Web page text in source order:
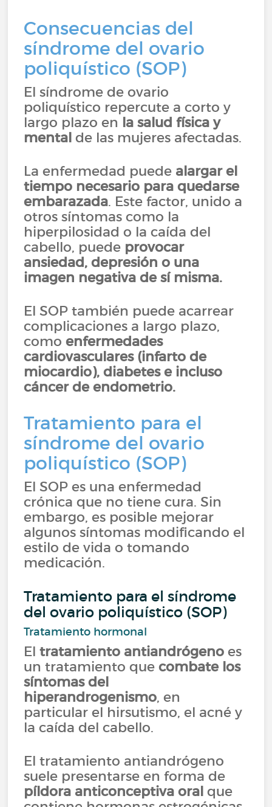
Consecuencias del
síndrome del ovario
poliquístico (SOP)
El síndrome de ovario
poliquístico repercute a corto y
largo plazo en la salud física y
mental de las mujeres afectadas.
La enfermedad puede alargar el
tiempo necesario para quedarse
embarazada. Este factor, unido a
otros síntomas como la
hiperpilosidad o la caída del
cabello, puede provocar
ansiedad, depresión o una
imagen negativa de sí misma.
El SOP también puede acarrear
complicaciones a largo plazo,
comoenfermedades
cardiovasculares (infarto de
miocardio), diabetes e incluso
cáncer de endometrio.
Tratamiento para el
síndrome del ovario
poliquístico (SOP)
El SOP es una enfermedad
crónica que no tiene cura. Sin
embargo, es posible mejorar
algunos síntomas modificando el
estilo de vida o tomando
medicación.
Tratamiento para el síndrome
del ovario poliquístico (SOP)
Tratamiento hormonal
Eltratamiento antiandrógeno es
un tratamiento quecombate los
síntomas del
hiperandrogenismo, en
particular el hirsutismo, el acné y
la caída del cabello.
El tratamiento antiandrógeno
suele presentarse en forma de
píldora anticonceptiva oral que